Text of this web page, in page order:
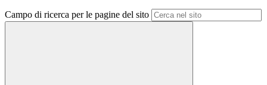
Campo di ricerca per le pagine del sito